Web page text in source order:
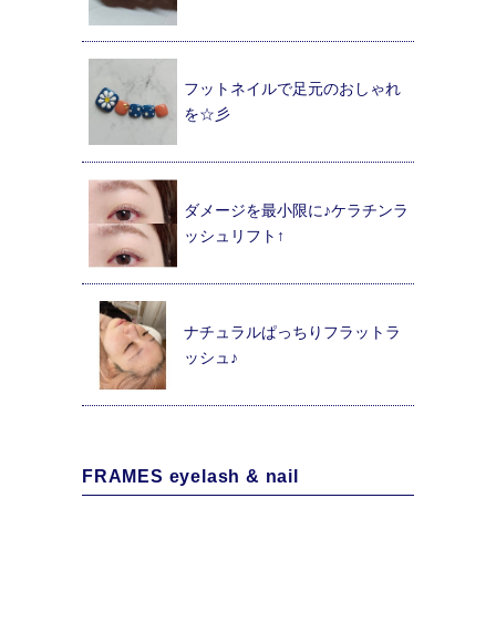
フットネイルで足元のおしゃれ
を☆彡
ダメージを最小限に♪ケラチンラ
ッシュリフト↑
ナチュラルぱっちりフラットラ
ッシュ♪
FRAMES eyelash & nail